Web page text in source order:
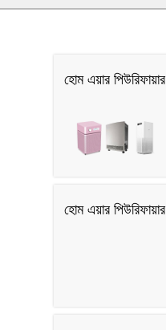
হোম এয়ার পিউরিফায়ার
হোম এয়ার পিউরিফায়ার